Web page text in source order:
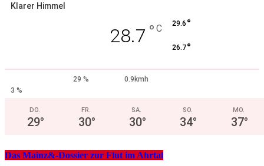
Klarer Himmel
28.7 ° C 29.6 °
26.7°
29 %
0.9kmh
3 %
DO.
29°
FR.
30°
SA.
30°
SO.
34°
MO.
37°
Das Mainz&-Dossier zur Flut im Ahrtal